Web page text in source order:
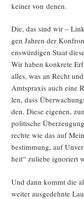
kei­ner von denen.
Die, das sind wir –
gen Jah­ren der
ens­wür­di­gen Staat
Wir haben kon­kre­te
alles, was an Recht
Amts­pra­xis auch eine
len, dass
den. Die­se eige­nen,
poli­ti­sche
rech­te wie das auf
be­stim­mung, auf
heit“ zulie­be igno­riert
Und dann kommt die
wei­ter aus­ge­dehn­te